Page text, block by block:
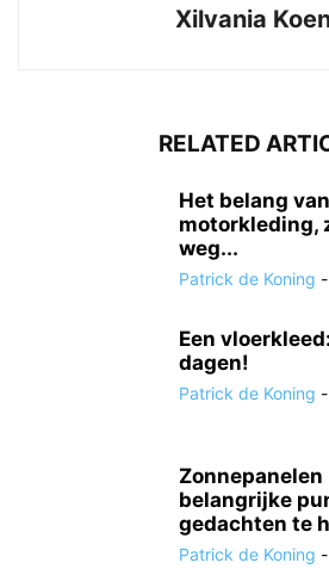
Xilvania
RELATED
Het belang
motorkleding,
weg...
Patrick de Koning -
Een
dagen!
Patrick de Koning -
Zonnepanelen
belangrijke
gedachten te
Patrick de Koning -